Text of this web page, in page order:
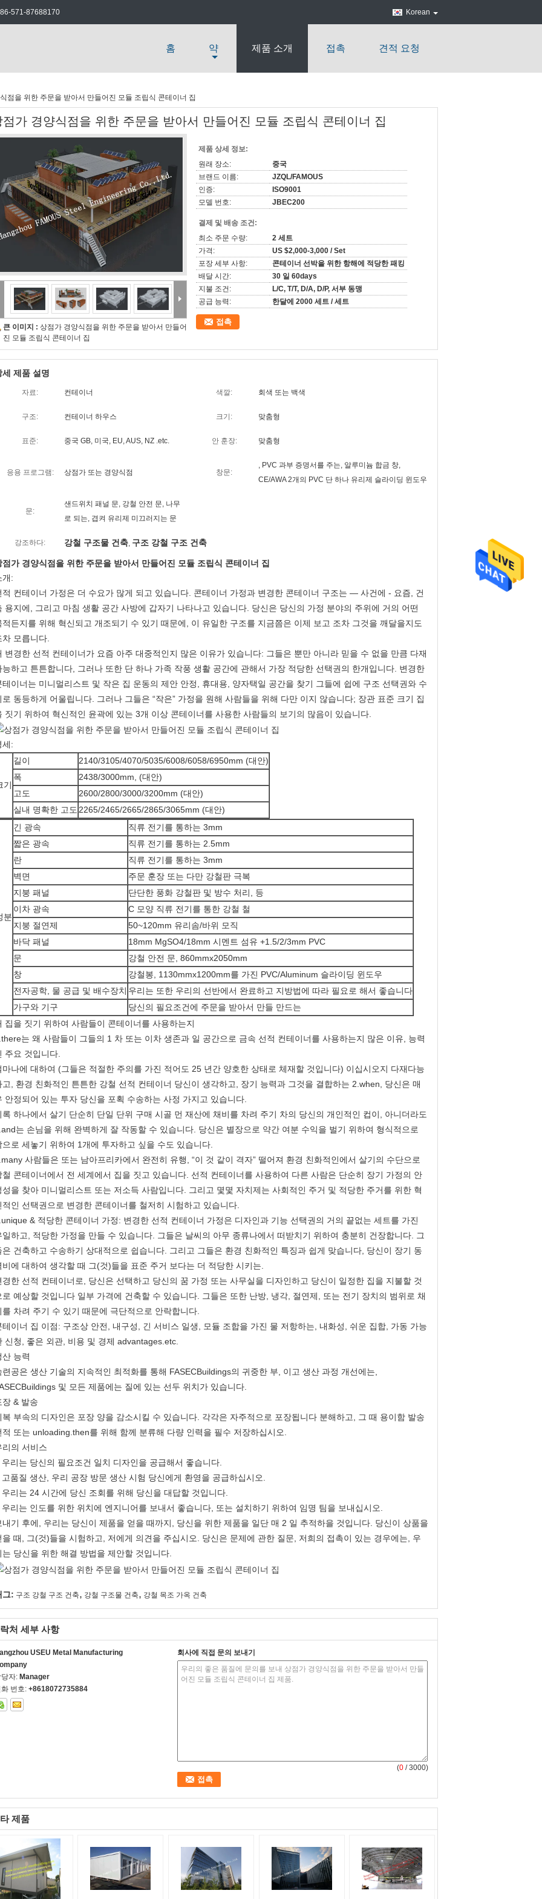
86-571-87688170 Korean
홈 약 제품 소개 접촉 견적 요청
점을 위한 주문을 받아서 만들어진 모듈 조립식 콘테이너 집
점가 경양식점을 위한 주문을 받아서 만들어진 모듈 조립식 콘테이너 집
큰 이미지 : 상점가 경양식점을 위한 주문을 받아서 만들어
진 모듈 조립식 콘테이너 집
제품 상세 정보:
원래 장소:
중국
브랜드 이름:
JZQL/FAMOUS
인증:
ISO9001
모델 번호:
JBEC200
결제 및 배송 조건:
최소 주문 수량:
2 세트
가격:
US $2,000-3,000 / Set
포장 세부 사항:
콘테이너 선박을 위한 항해에 적당한 패킹
배달 시간:
30 일 60days
지불 조건:
L/C, T/T, D/A, D/P, 서부 동맹
공급 능력:
한달에 2000 세트 / 세트
접촉
세 제품 설명
자료: 컨테이너 색깔: 회색 또는 백색
구조: 컨테이너 하우스 크기: 맞춤형
표준: 중국 GB, 미국, EU, AUS, NZ .etc. 안 훈장: 맞춤형
응용 프로그램: 상점가 또는 경양식점 창문:
, PVC 과부 증명서를 주는, 알루미늄 합금 창,
CE/AWA 2개의 PVC 단 하나 유리제 슬라이딩 윈도우
문:
샌드위치 패널 문, 강철 안전 문, 나무
로 되는, 겹켜 유리제 미끄러지는 문
강조하다: 강철 구조물 건축, 구조 강철 구조 건축
점가 경양식점을 위한 주문을 받아서 만들어진 모듈 조립식 콘테이너 집
개:
적 컨테이너 가정은 더 수요가 많게 되고 있습니다. 콘테이너 가정과 변경한 콘테이너 구조는 — 사건에 - 요즘, 건
용지에, 그리고 마침 생활 공간 사방에 갑자기 나타나고 있습니다. 당신은 당신의 가정 분야의 주위에 거의 어떤
적든지를 위해 혁신되고 개조되기 수 있기 때문에, 이 유일한 구조를 지금쯤은 이제 보고 조차 그것을 깨달을지도
차 모릅니다.
변경한 선적 컨테이너가 요즘 아주 대중적인지 많은 이유가 있습니다: 그들은 뿐만 아니라 믿을 수 없을 만큼 다재
능하고 튼튼합니다, 그러나 또한 단 하나 가족 작풍 생활 공간에 관해서 가장 적당한 선택권의 한개입니다. 변경한
테이너는 미니멀리스트 및 작은 집 운동의 제안 안정, 휴대용, 양자택일 공간을 찾기 그들에 쉽에 구조 선택권와 수
로 동등하게 어울립니다. 그러나 그들은 “작은” 가정을 원해 사람들을 위해 다만 이지 않습니다; 장관 표준 크기 집
짓기 위하여 혁신적인 윤곽에 있는 3개 이상 콘테이너를 사용한 사람들의 보기의 많음이 있습니다.
세:
기
길이
2140/3105/4070/5035/6008/6058/6950mm (대안)
폭
2438/3000mm, (대안)
고도
2600/2800/3000/3200mm (대안)
실내 명확한 고도2265/2465/2665/2865/3065mm (대안)
분
긴 광속
직류 전기를 통하는 3mm
짧은 광속
직류 전기를 통하는 2.5mm
란
직류 전기를 통하는 3mm
벽면
주문 훈장 또는 다만 강철판 극복
지붕 패널
단단한 풍화 강철판 및 방수 처리, 등
이차 광속
C 모양 직류 전기를 통한 강철 철
지붕 절연제
50~120mm 유리솜/바위 모직
바닥 패널
18mm MgSO4/18mm 시멘트 섬유 +1.5/2/3mm PVC
문
강철 안전 문, 860mmx2050mm
창
강철봉, 1130mmx1200mm를 가진 PVC/Aluminum 슬라이딩 윈도우
전자공학, 물 공급 및 배수장치 우리는 또한 우리의 선반에서 완료하고 지방법에 따라 필요로 해서 좋습니다
가구와 기구
당신의 필요조건에 주문을 받아서 만들 만드는
집을 짓기 위하여 사람들이 콘테이너를 사용하는지
는 왜 사람들이 그들의 1 차 또는 이차 생존과 일 공간으로 금속 선적 컨테이너를 사용하는지 많은 이유, 능력
주요 것입니다.
마나에 대하여 (그들은 적절한 주의를 가진 적어도 25 년간 양호한 상태로 체재할 것입니다) 이십시오지 다재다능
고, 환경 친화적인 튼튼한 강철 선적 컨테이너 당신이 생각하고, 장기 능력과 그것을 결합하는 2.when, 당신은 매
안정되어 있는 투자 당신을 포획 수송하는 사정 가지고 있습니다.
록 하나에서 살기 단순히 단일 단위 구매 시골 먼 재산에 채비를 차려 주기 차의 당신의 개인적인 컵이, 아니더라도
는 손님을 위해 완벽하게 잘 작동할 수 있습니다. 당신은 별장으로 약간 여분 수익을 벌기 위하여 형식적으로
으로 세놓기 위하여 1개에 투자하고 싶을 수도 있습니다.
사람들은 또는 남아프리카에서 완전히 유행, “이 것 같이 격자” 떨어져 환경 친화적인에서 살기의 수단으로
철 콘테이너에서 전 세계에서 집을 짓고 있습니다. 선적 컨테이너를 사용하여 다른 사람은 단순히 장기 가정의 안
성을 찾아 미니멀리스트 또는 저소득 사람입니다. 그리고 몇몇 자치제는 사회적인 주거 및 적당한 주거를 위한 혁
적인 선택권으로 변경한 콘테이너를 철저히 시험하고 있습니다.
& 적당한 콘테이너 가정: 변경한 선적 컨테이너 가정은 디자인과 기능 선택권의 거의 끝없는 세트를 가진
일하고, 적당한 가정을 만들 수 있습니다. 그들은 날씨의 아무 종류나에서 떠받치기 위하여 충분히 건장합니다. 그
은 건축하고 수송하기 상대적으로 쉽습니다. 그리고 그들은 환경 친화적인 특징과 쉽게 맞습니다, 당신이 장기 동
비에 대하여 생각할 때 그(것)들을 표준 주거 보다는 더 적당한 시키는.
경한 선적 컨테이너로, 당신은 선택하고 당신의 꿈 가정 또는 사무실을 디자인하고 당신이 일정한 집을 지불할 것
로 예상할 것입니다 일부 가격에 건축할 수 있습니다. 그들은 또한 난방, 냉각, 절연제, 또는 전기 장치의 범위로 채
를 차려 주기 수 있기 때문에 극단적으로 안락합니다.
테이너 집 이점: 구조상 안전, 내구성, 긴 서비스 일생, 모듈 조합을 가진 물 저항하는, 내화성, 쉬운 집합, 가동 가능
신청, 좋은 외관, 비용 및 경제 advantages.etc.
산 능력
련공은 생산 기술의 지속적인 최적화를 통해 FASECBuildings의 귀중한 부, 이고 생산 과정 개선에는,
및 모든 제품에는 질에 있는 선두 위치가 있습니다.
장 & 발송
복 부속의 디자인은 포장 양을 감소시킬 수 있습니다. 각각은 자주적으로 포장됩니다 분해하고, 그 때 용이함 발송
적 또는 unloading.then를 위해 함께 분류해 다량 인력을 필수 저장하십시오.
리의 서비스
우리는 당신의 필요조건 일치 디자인을 공급해서 좋습니다.
고품질 생산, 우리 공장 방문 생산 시험 당신에게 환영을 공급하십시오.
우리는 24 시간에 당신 조회를 위해 당신을 대답할 것입니다.
우리는 인도를 위한 위치에 엔지니어를 보내서 좋습니다, 또는 설치하기 위하여 임명 팀을 보내십시오.
내기 후에, 우리는 당신이 제품을 얻을 때까지, 당신을 위한 제품을 일단 매 2 일 추적하을 것입니다. 당신이 상품을
을 때, 그(것)들을 시험하고, 저에게 의견을 주십시오. 당신은 문제에 관한 질문, 저희의 접촉이 있는 경우에는, 우
는 당신을 위한 해결 방법을 제안할 것입니다.
그: 구조 강철 구조 건축, 강철 구조물 건축, 강철 목조 가옥 건축
처 세부 사항
USEU Metal Manufacturing
자: Manager
번호: +8618072735884
회사에 직접 문의 보내기
(0 / 3000)
제품